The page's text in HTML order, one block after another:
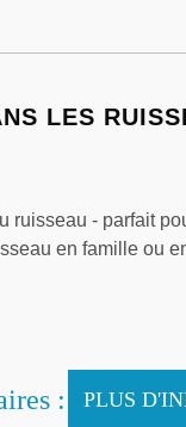
LES
ruisseau - parfait
en famille ou
:
PLUS